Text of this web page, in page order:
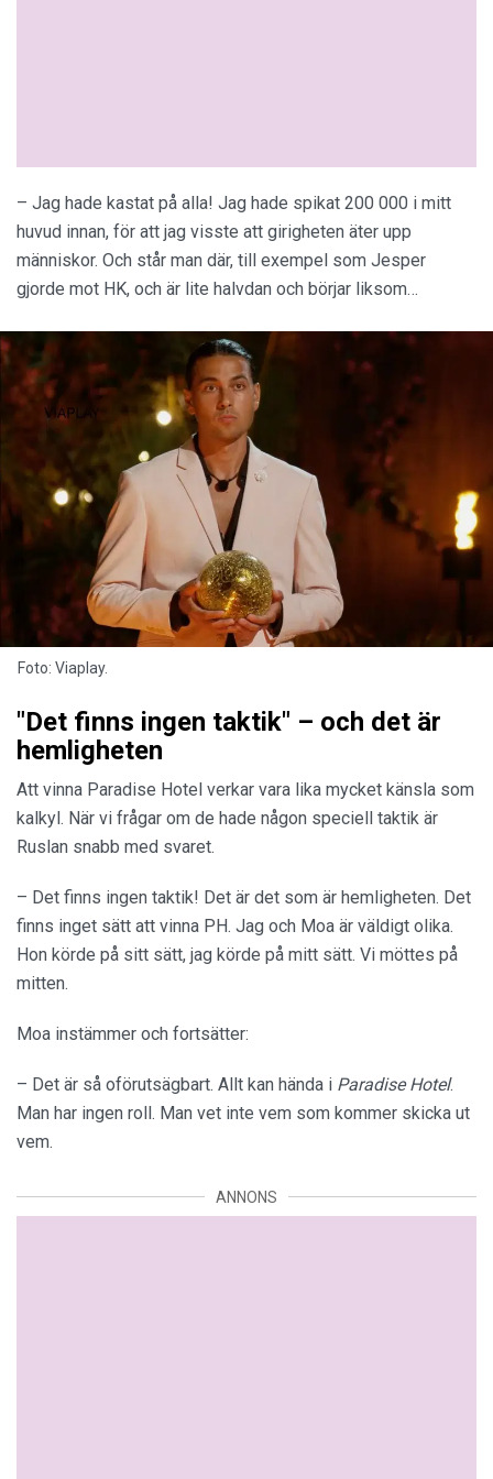
– Jag hade kastat på alla! Jag hade spikat 200 000 i mitt
huvud innan, för att jag visste att girigheten äter upp
människor. Och står man där, till exempel som Jesper
gjorde mot HK, och är lite halvdan och börjar liksom…
Foto: Viaplay.
"Det finns ingen taktik" – och det är
hemligheten
Att vinna Paradise Hotel verkar vara lika mycket känsla som
kalkyl. När vi frågar om de hade någon speciell taktik är
Ruslan snabb med svaret.
– Det finns ingen taktik! Det är det som är hemligheten. Det
finns inget sätt att vinna PH. Jag och Moa är väldigt olika.
Hon körde på sitt sätt, jag körde på mitt sätt. Vi möttes på
mitten.
Moa instämmer och fortsätter:
– Det är så oförutsägbart. Allt kan hända i Paradise Hotel.
Man har ingen roll. Man vet inte vem som kommer skicka ut
vem.
ANNONS